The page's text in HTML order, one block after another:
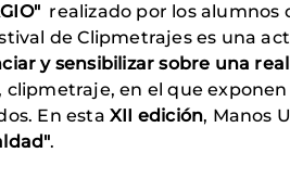
realizado por los alumnos
de Clipmetrajes es una
y sensibilizar sobre una
clipmetraje, en el que
En esta XII edición, Manos
.